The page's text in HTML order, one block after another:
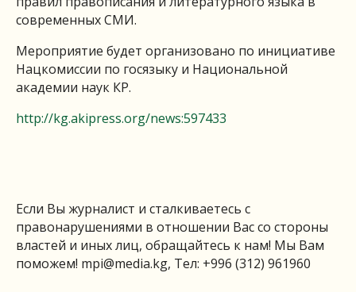
современных СМИ.
Мероприятие будет организовано по инициативе
Нацкомиссии по госязыку и Национальной
академии наук КР.
http://kg.akipress.org/news:597433
Если Вы журналист и сталкиваетесь с
правонарушениями в отношении Вас со стороны
властей и иных лиц, обращайтесь к нам! Мы Вам
поможем! mpi@media.kg, Тел: +996 (312) 961960